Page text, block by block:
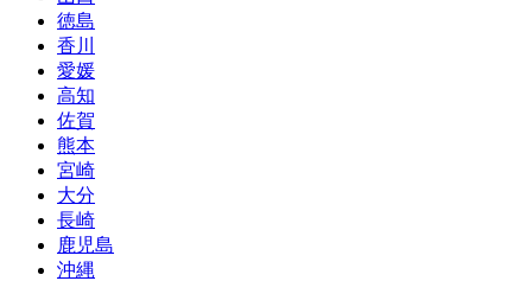
徳島
香川
愛媛
高知
佐賀
熊本
宮崎
大分
長崎
鹿児島
沖縄